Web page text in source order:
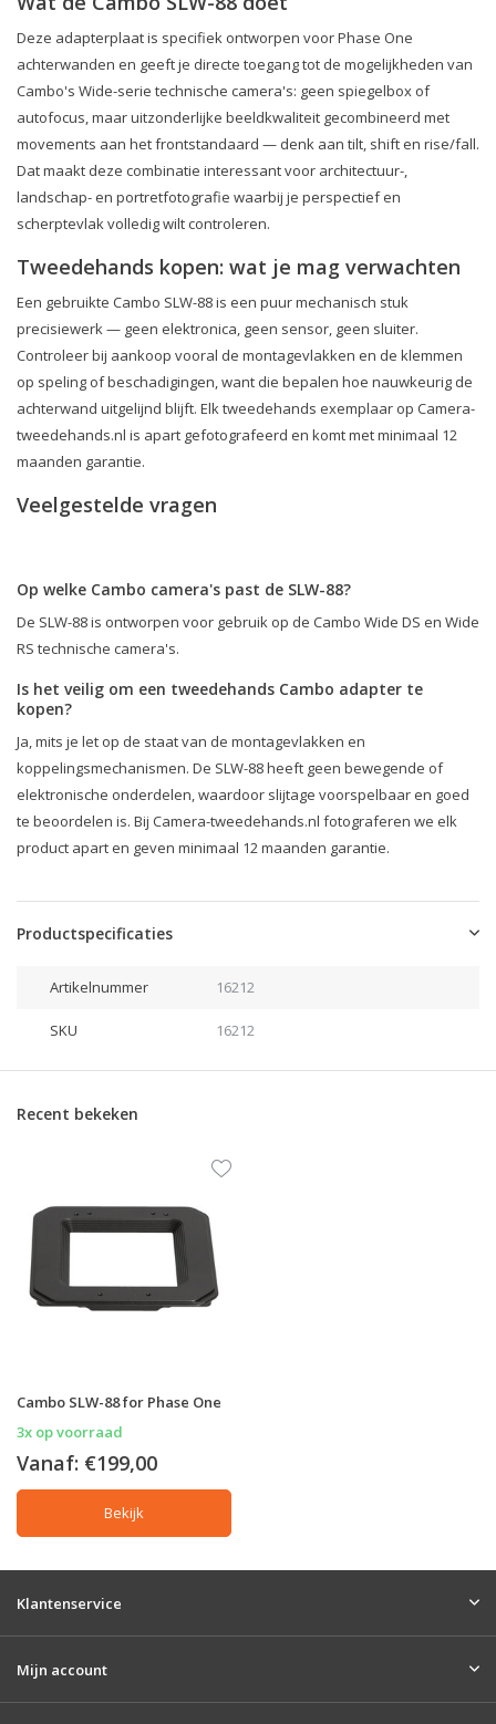
Deze adapterplaat is specifiek ontworpen voor Phase One
achterwanden en geeft je directe toegang tot de mogelijkheden van
Cambo's Wide-serie technische camera's: geen spiegelbox of
autofocus, maar uitzonderlijke beeldkwaliteit gecombineerd met
movements aan het frontstandaard — denk aan tilt, shift en rise/fall.
Dat maakt deze combinatie interessant voor architectuur-,
landschap- en portretfotografie waarbij je perspectief en
scherptevlak volledig wilt controleren.
Tweedehands kopen: wat je mag verwachten
Een gebruikte Cambo SLW-88 is een puur mechanisch stuk
precisiewerk — geen elektronica, geen sensor, geen sluiter.
Controleer bij aankoop vooral de montagevlakken en de klemmen
op speling of beschadigingen, want die bepalen hoe nauwkeurig de
achterwand uitgelijnd blijft. Elk tweedehands exemplaar op Camera-
tweedehands.nl is apart gefotografeerd en komt met minimaal 12
maanden garantie.
Veelgestelde vragen
Op welke Cambo camera's past de SLW-88?
De SLW-88 is ontworpen voor gebruik op de Cambo Wide DS en Wide
RS technische camera's.
Is het veilig om een tweedehands Cambo adapter te
kopen?
Ja, mits je let op de staat van de montagevlakken en
koppelingsmechanismen. De SLW-88 heeft geen bewegende of
elektronische onderdelen, waardoor slijtage voorspelbaar en goed
te beoordelen is. Bij Camera-tweedehands.nl fotograferen we elk
product apart en geven minimaal 12 maanden garantie.
Productspecificaties
Artikelnummer 16212
SKU 16212
Recent bekeken
Cambo SLW-88 for Phase One
3x op voorraad
Vanaf: €199,00
Bekijk
Klantenservice
Mijn account